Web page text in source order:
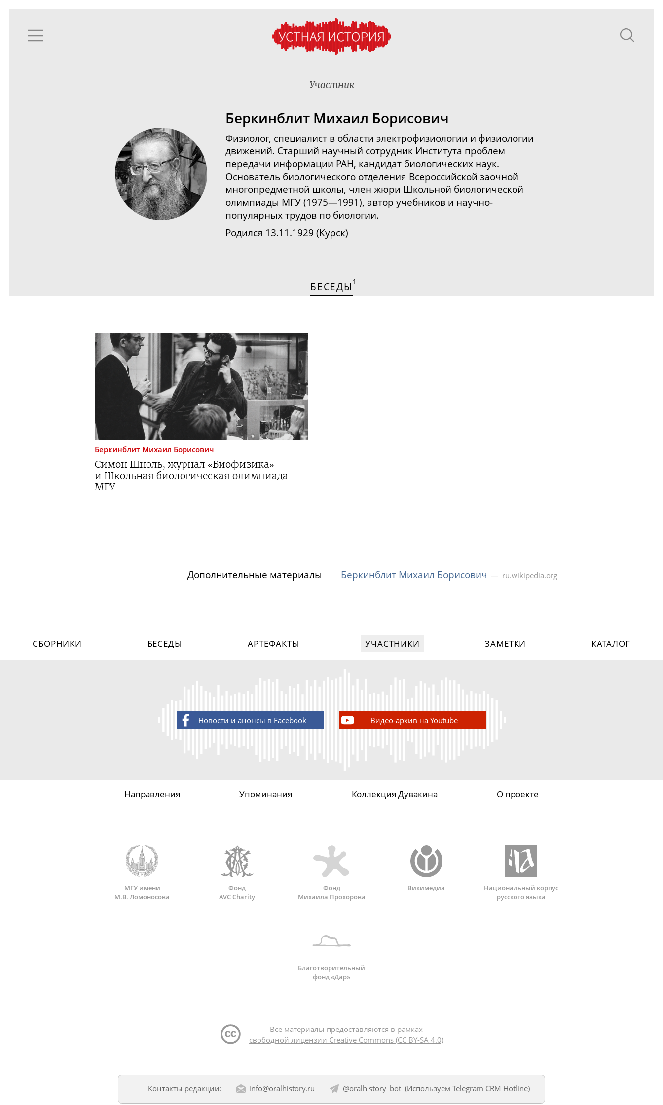
Участник
Беркинблит Михаил Борисович
Физиолог, специалист в области электрофизиологии и физиологии
движений. Старший научный сотрудник Института проблем
передачи информации РАН, кандидат биологических наук.
Основатель биологического отделения Всероссийской заочной
многопредметной школы, член жюри Школьной биологической
олимпиады МГУ (1975—1991), автор учебников и научно-
популярных трудов по биологии.
Родился 13.11.1929 (Курск)
БЕСЕДЫ 1
Беркинблит Михаил Борисович
Симон Шноль, журнал «Биофизика»
и Школьная биологическая олимпиада
МГУ
Дополнительные материалы Беркинблит Михаил Борисович ru.wikipedia.org
СБОРНИКИ БЕСЕДЫ АРТЕФАКТЫ УЧАСТНИКИ ЗАМЕТКИ КАТАЛОГ
Новости и анонсы в Facebook Видео-архив на Youtube
Направления Упоминания Коллекция Дувакина О проекте
МГУ имени
М.В. Ломоносова
Фонд
AVC Charity
Фонд
Михаила Прохорова
Викимедиа
Национальный корпус
русского языка
Благотворительный
фонд «Дар»
Все материалы предоставляются в рамках
свободной лицензии Creative Commons (CC BY-SA 4.0)
Контакты редакции: info@oralhistory.ru @oralhistory_bot(Используем Telegram CRM Hotline)